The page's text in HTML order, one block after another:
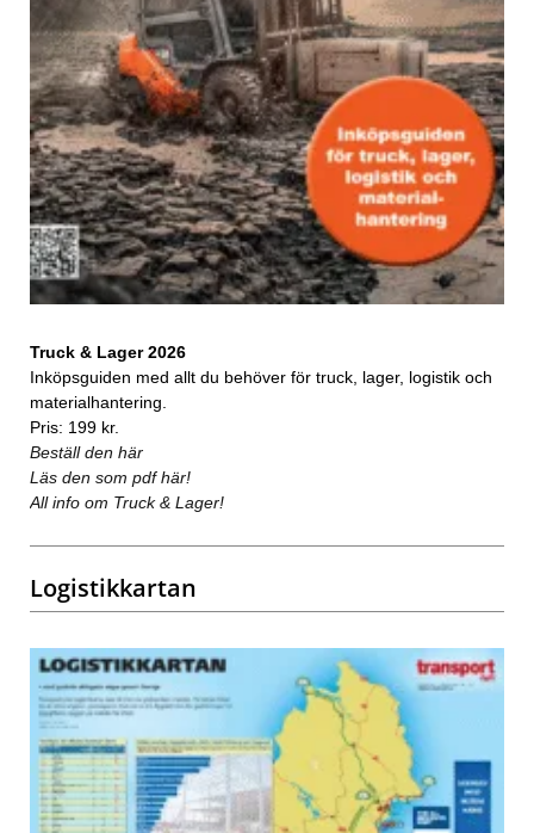
Truck & Lager 2026
Inköpsguiden med allt du behöver för truck, lager, logistik och
materialhantering.
Pris: 199 kr.
Beställ den här
Läs den som pdf här!
All info om Truck & Lager!
Logistikkartan